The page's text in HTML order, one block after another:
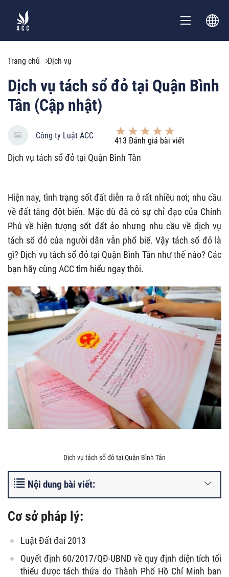
Trang chủ Dịch vụ
Dịch vụ tách sổ đỏ tại Quận Bình
Tân (Cập nhật)
Công ty Luật ACC
413 Đánh giá bài viết
Dịch vụ tách sổ đỏ tại Quận Bình Tân
Hiện nay, tình trạng sốt đất diễn ra ở rất nhiều nơi; nhu cầu
về đất tăng đột biến. Mặc dù đã có sự chỉ đạo của Chính
Phủ về hiện tượng sốt đất ảo nhưng nhu cầu về dịch vụ
tách sổ đỏ của người dân vẫn phổ biế. Vậy tách sổ đỏ là
gì? Dịch vụ tách sổ đỏ tại Quận Bình Tân như thế nào? Các
bạn hãy cùng ACC tìm hiểu ngay thôi.
Dịch vụ tách sổ đỏ tại Quận Bình Tân
Nội dung bài viết:
Cơ sở pháp lý:
Luật Đất đai 2013
Quyết định 60/2017/QĐ-UBND về quy định diện tích tối
thiểu được tách thửa do Thành Phố Hồ Chí Minh ban